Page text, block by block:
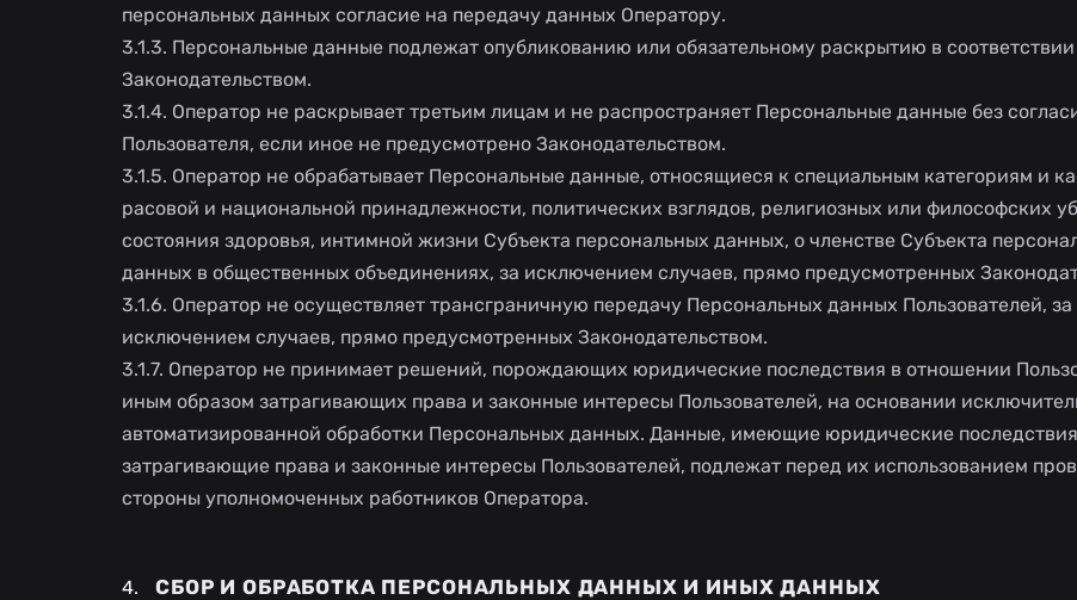
персональных данных согласие на передачу данных Оператору.
3.1.3. Персональные данные подлежат опубликованию или обязательному раскрытию в соответствии
Законодательством.
3.1.4. Оператор не раскрывает третьим лицам и не распространяет Персональные данные без
Пользователя, если иное не предусмотрено Законодательством.
3.1.5. Оператор не обрабатывает Персональные данные, относящиеся к специальным категориям и
расовой и национальной принадлежности, политических взглядов, религиозных или философских
состояния здоровья, интимной жизни Субъекта персональных данных, о членстве Субъекта
данных в общественных объединениях, за исключением случаев, прямо предусмотренных
3.1.6. Оператор не осуществляет трансграничную передачу Персональных данных Пользователей, за
исключением случаев, прямо предусмотренных Законодательством.
3.1.7. Оператор не принимает решений, порождающих юридические последствия в отношении
иным образом затрагивающих права и законные интересы Пользователей, на основании
автоматизированной обработки Персональных данных. Данные, имеющие юридические
затрагивающие права и законные интересы Пользователей, подлежат перед их использованием
стороны уполномоченных работников Оператора.
СБОР И ОБРАБОТКА ПЕРСОНАЛЬНЫХ ДАННЫХ И ИНЫХ ДАННЫХ